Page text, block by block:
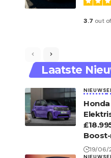
3.7 out
Laatste
NIEUWS
19/06/
NIEUWS